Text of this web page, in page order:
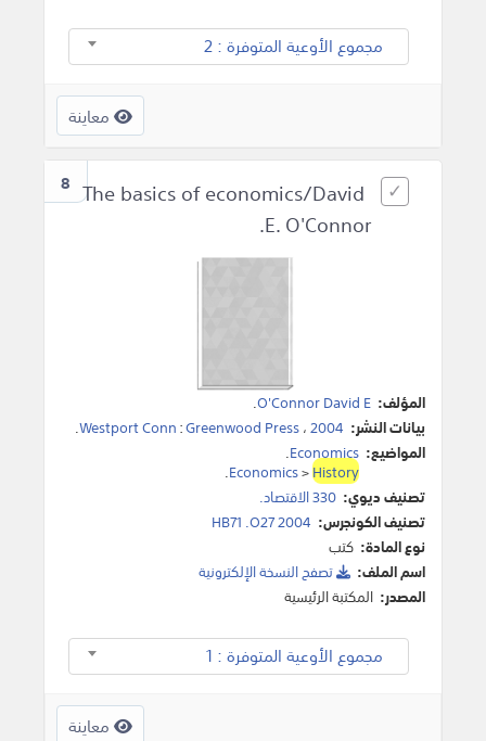
مجموع الأوعية المتوفرة : 2
معاينة
8 The basics of economics/David
E. O'Connor.
المؤلف: O'Connor David E
.
بيانات النشر:
Westport Conn:Greenwood Press،2004
.
المواضيع: Economics
.
Economics>History
.
تصنيف ديوي: 330 الاقتصاد.
تصنيف الكونجرس: HB71 .O27 2004
نوع المادة: كتب
اسم الملف:
تصفح النسخة اﻹلكترونية
المصدر: المكتبة الرئيسية
مجموع الأوعية المتوفرة : 1
معاينة